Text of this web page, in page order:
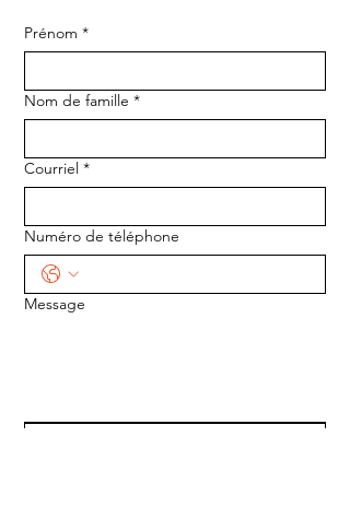
Prénom *
Nom de famille *
Courriel *
Numéro de téléphone
Message